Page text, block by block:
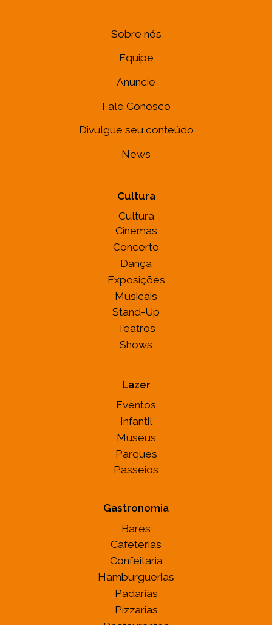
Sobre nós
Equipe
Anuncie
Fale Conosco
Divulgue seu conteúdo
News
Cultura
Cultura
Cinemas
Concerto
Dança
Exposições
Musicais
Stand-Up
Teatros
Shows
Lazer
Eventos
Infantil
Museus
Parques
Passeios
Gastronomia
Bares
Cafeterias
Confeitaria
Hamburguerias
Padarias
Pizzarias